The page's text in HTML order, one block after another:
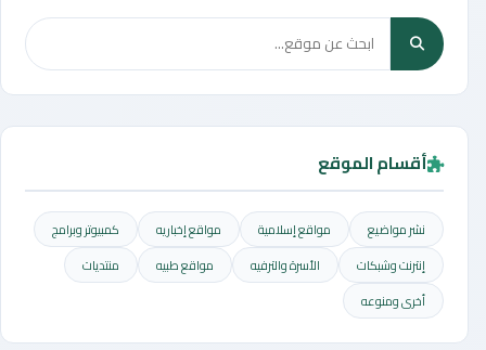
أقسام الموقع
نشر مواضيع مواقع إسلامية مواقع إخباريه
كمبيوتر وبرامج
إنترنت وشبكات
الأسرة والترفيه مواقع طبيه
منتديات
أخرى ومنوعه